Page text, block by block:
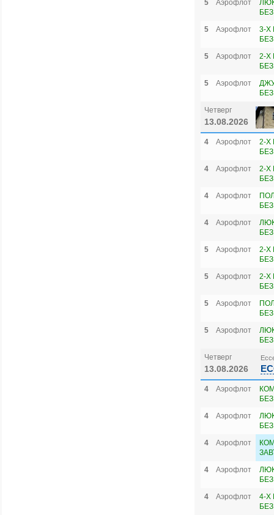
5 Аэрофлот
5
Аэрофлот
3-Х
5
Аэрофлот
2-Х
5
Аэрофлот
Четверг
13.08.2026
4 Аэрофлот
2-Х
4
Аэрофлот
2-Х
4
Аэрофлот
4
Аэрофлот
5
Аэрофлот
2-Х
5
Аэрофлот
2-Х
5
Аэрофлот
5
Аэрофлот
Четверг
13.08.2026
4 Аэрофлот
4
Аэрофлот
4
Аэрофлот
4
Аэрофлот
4
Аэрофлот
4-Х